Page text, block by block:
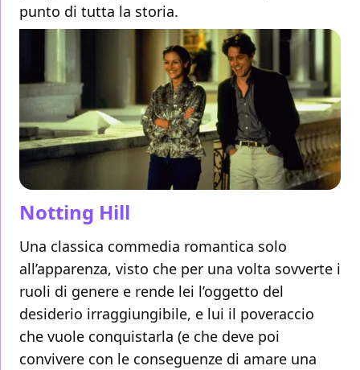
punto di tutta la storia.
Notting Hill
Una classica commedia romantica solo
all’apparenza, visto che per una volta sovverte i
ruoli di genere e rende lei l’oggetto del
desiderio irraggiungibile, e lui il poveraccio
che vuole conquistarla (e che deve poi
convivere con le conseguenze di amare una